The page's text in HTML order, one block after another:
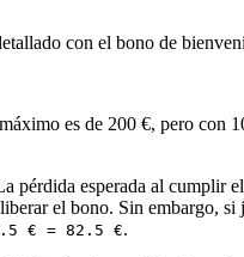
con el bono de
es de 200 €, pero con
pérdida esperada al cumplir
el bono. Sin embargo,
€ = 82.5 €.